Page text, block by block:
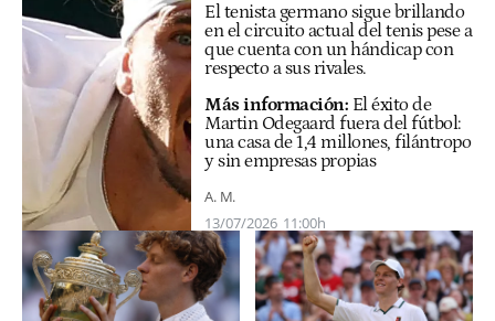
El tenista germano sigue brillando
en el circuito actual del tenis pese a
que cuenta con un hándicap con
respecto a sus rivales.
Más información: El éxito de
Martin Odegaard fuera del fútbol:
una casa de 1,4 millones, filántropo
y sin empresas propias
A. M.
13/07/2026 11:00h